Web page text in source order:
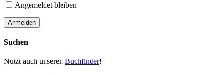
Angemeldet bleiben
Suchen
Nutzt auch unseren Buchfinder!